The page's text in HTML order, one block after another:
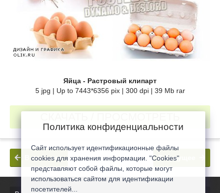
Яйца - Растровый клипарт
5 jpg | Up to 7443*6356 pix | 300 dpi | 39 Mb rar
В будущее
В прошлое
Политика конфиденциальности
Сайт использует идентификационные файлы
cookies для хранения информации. "Cookies"
представляют собой файлы, которые могут
использоваться сайтом для идентификации
посетителей...